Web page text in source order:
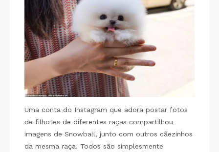
Uma conta do Instagram que adora postar fotos
de filhotes de diferentes raças compartilhou
imagens de Snowball, junto com outros cãezinhos
da mesma raça. Todos são simplesmente